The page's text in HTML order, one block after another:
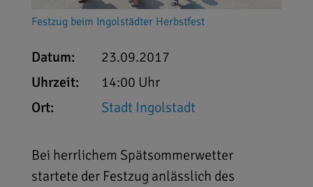
Festzug beim Ingolstädter Herbstfest
Datum:
23.09.2017
Uhrzeit:
14:00 Uhr
Ort:
Stadt Ingolstadt
Bei herrlichem Spätsommerwetter
startete der Festzug anlässlich des